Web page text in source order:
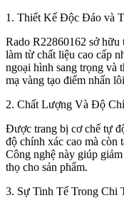
1. Thiết Kế Độc Đáo và
Rado R22860162 sở
làm từ chất liệu cao cấp
ngoại hình sang trọng và
mạ vàng tạo điểm nhấn
2. Chất Lượng Và Độ
Được trang bị cơ chế tự
độ chính xác cao mà còn
Công nghệ này giúp
thọ cho sản phẩm.
3. Sự Tinh Tế Trong Chi